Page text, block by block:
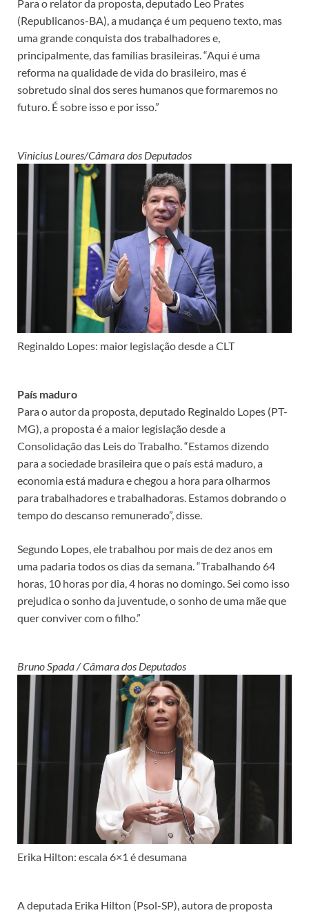
Para o relator da proposta, deputado Leo Prates
(Republicanos-BA), a mudança é um pequeno texto, mas
uma grande conquista dos trabalhadores e,
principalmente, das famílias brasileiras. “Aqui é uma
reforma na qualidade de vida do brasileiro, mas é
sobretudo sinal dos seres humanos que formaremos no
futuro. É sobre isso e por isso.”
Vinicius Loures/Câmara dos Deputados
Reginaldo Lopes: maior legislação desde a CLT
País maduro
Para o autor da proposta, deputado Reginaldo Lopes (PT-
MG), a proposta é a maior legislação desde a
Consolidação das Leis do Trabalho. “Estamos dizendo
para a sociedade brasileira que o país está maduro, a
economia está madura e chegou a hora para olharmos
para trabalhadores e trabalhadoras. Estamos dobrando o
tempo do descanso remunerado”, disse.
Segundo Lopes, ele trabalhou por mais de dez anos em
uma padaria todos os dias da semana. “Trabalhando 64
horas, 10 horas por dia, 4 horas no domingo. Sei como isso
prejudica o sonho da juventude, o sonho de uma mãe que
quer conviver com o filho.”
Bruno Spada / Câmara dos Deputados
Erika Hilton: escala 6×1 é desumana
A deputada Erika Hilton (Psol-SP), autora de proposta